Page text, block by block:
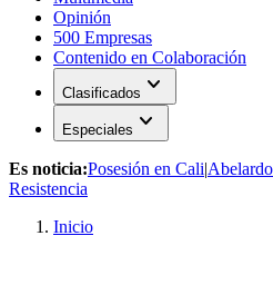
Opinión
500 Empresas
Contenido en Colaboración
Clasificados expand_more
Especiales expand_more
Es noticia:Posesión en Cali|
Resistencia
Inicio